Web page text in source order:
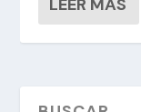
LEER MÁS